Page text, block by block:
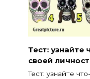
Тест: узнайте
своей
Тест: узнайте